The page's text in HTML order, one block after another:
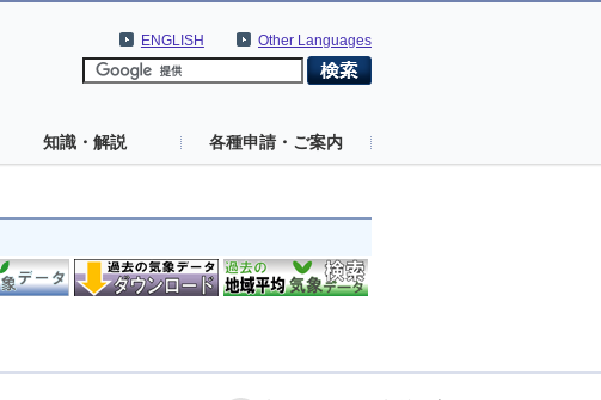
Other Languages
ENGLISH
知識・解説 各種申請・ご案内